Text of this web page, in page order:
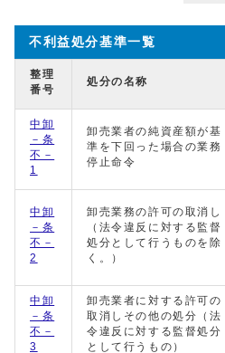
不利益処分基準一覧
整理
番号
処分の名称
中卸
－条
不－
1
卸売業者の純資産額が基
準を下回った場合の業務
停止命令
中卸
－条
不－
2
卸売業務の許可の取消し
（法令違反に対する監督
処分として行うものを除
く。）
中卸
－条
不－
3
卸売業者に対する許可の
取消しその他の処分（法
令違反に対する監督処分
として行うもの）